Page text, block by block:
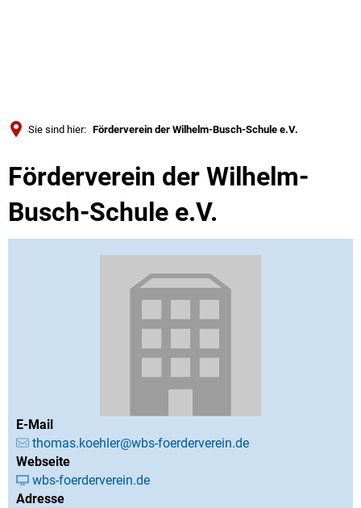
Български
Sie sind hier: Förderverein der Wilhelm-Busch-Schule e.V.
Förderverein der Wilhelm-
Busch-Schule e.V.
E-Mail
thomas.koehler@wbs-foerderverein.de
Webseite
wbs-foerderverein.de
Adresse